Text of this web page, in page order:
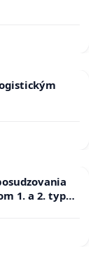
1. a 2. typu